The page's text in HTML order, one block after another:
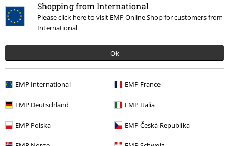
Shopping from International
Please click here to visit EMP Online Shop for customers from
International
Ok
EMP International EMP France
EMP Deutschland EMP Italia
EMP Polska EMP Česká Republika
Podělte se o váš názor "In Rock We Trust".
Napsat hodnocení